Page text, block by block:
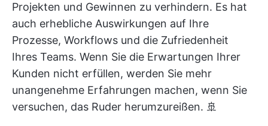
Projekten und Gewinnen zu verhindern. Es hat
auch erhebliche Auswirkungen auf Ihre
Prozesse, Workflows und die Zufriedenheit
Ihres Teams. Wenn Sie die Erwartungen Ihrer
Kunden nicht erfüllen, werden Sie mehr
unangenehme Erfahrungen machen, wenn Sie
versuchen, das Ruder herumzureißen. 🚢